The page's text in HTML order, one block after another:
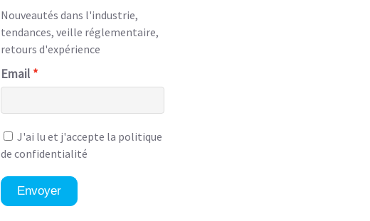
Nouveautés dans l'industrie,
tendances, veille réglementaire,
retours d'expérience
Email
J'ai lu et j'accepte la politique
de confidentialité
Envoyer